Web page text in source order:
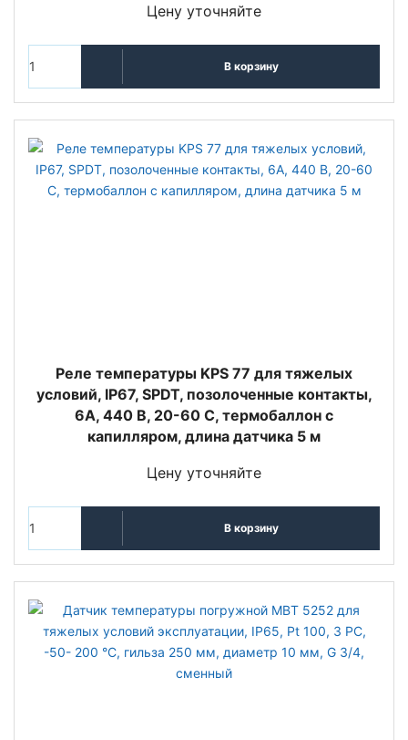
Цену уточняйте
В корзину
Реле температуры KPS 77 для тяжелых
условий, IP67, SPDT, позолоченные контакты,
6А, 440 В, 20-60 С, термобаллон с
капилляром, длина датчика 5 м
Цену уточняйте
В корзину